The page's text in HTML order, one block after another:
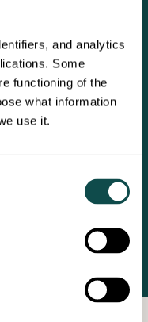
and analytics
Some
functioning of the
what information
use it.